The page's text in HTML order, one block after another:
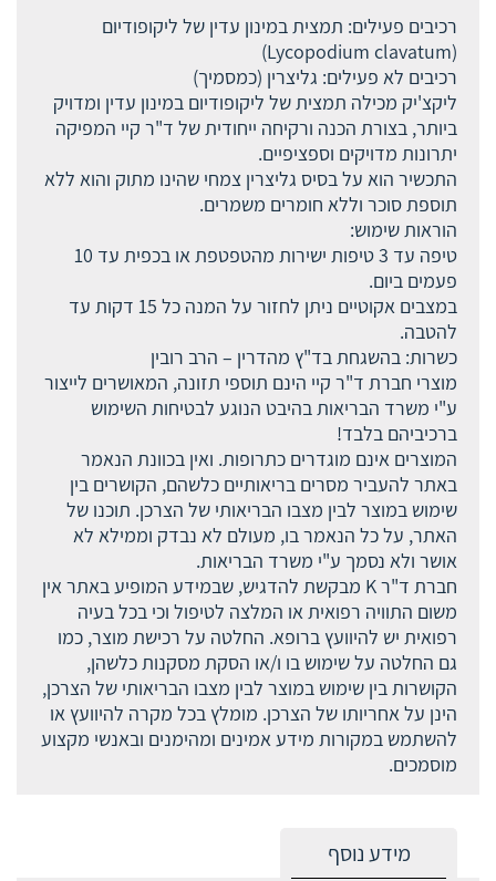
רכיבים פעילים: תמצית במינון עדין של ליקופודיום
(Lycopodium clavatum)
רכיבים לא פעילים: גליצרין (כמסמיך)
ליקצ'יק מכילה תמצית של ליקופודיום במינון עדין ומדויק
ביותר, בצורת הכנה ורקיחה ייחודית של ד"ר קיי המפיקה
יתרונות מדויקים וספציפיים.
התכשיר הוא על בסיס גליצרין צמחי שהינו מתוק והוא ללא
תוספת סוכר וללא חומרים משמרים.
הוראות שימוש:
טיפה עד 3 טיפות ישירות מהטפטפת או בכפית עד 10
פעמים ביום.
במצבים אקוטיים ניתן לחזור על המנה כל 15 דקות עד
להטבה.
כשרות: בהשגחת בד"ץ מהדרין – הרב רובין
מוצרי חברת ד"ר קיי הינם תוספי תזונה, המאושרים לייצור
ע"י משרד הבריאות בהיבט הנוגע לבטיחות השימוש
ברכיביהם בלבד!
המוצרים אינם מוגדרים כתרופות. ואין בכוונת הנאמר
באתר להעביר מסרים בריאותיים כלשהם, הקושרים בין
שימוש במוצר לבין מצבו הבריאותי של הצרכן. תוכנו של
האתר, על כל הנאמר בו, מעולם לא נבדק וממילא לא
אושר ולא נסמך ע"י משרד הבריאות.
חברת ד"ר K מבקשת להדגיש, שבמידע המופיע באתר אין
משום התוויה רפואית או המלצה לטיפול וכי בכל בעיה
רפואית יש להיוועץ ברופא. החלטה על רכישת מוצר, כמו
גם החלטה על שימוש בו ו/או הסקת מסקנות כלשהן,
הקושרות בין שימוש במוצר לבין מצבו הבריאותי של הצרכן,
הינן על אחריותו של הצרכן. מומלץ בכל מקרה להיוועץ או
להשתמש במקורות מידע אמינים ומהימנים ובאנשי מקצוע
מוסמכים.
מידע נוסף